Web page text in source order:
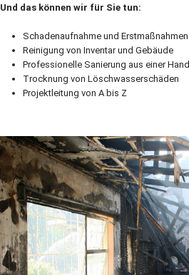
Und das können wir für Sie tun:
Schadenaufnahme und Erstmaßnahmen
Reinigung von Inventar und Gebäude
Professionelle Sanierung aus einer Hand
Trocknung von Löschwasserschäden
Projektleitung von A bis Z